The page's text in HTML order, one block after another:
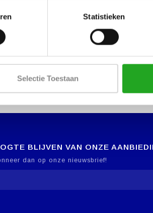
Statistieken
Selectie Toestaan
BLIJVEN VAN ONZE
dan op onze nieuwsbrief!